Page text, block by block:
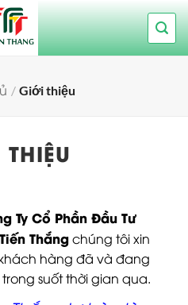
/ Giới thiệu
Ty Cổ Phần Đầu Tư
Thắngchúng tôi xin
hàng đã và đang
suốt thời gian qua.